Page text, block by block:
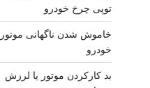
توپی چرخ خودرو
خاموش شدن ناگهانی موتور
خودرو
بد کارکردن موتور یا لرزش